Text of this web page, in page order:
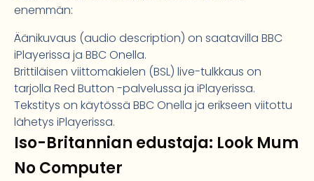
enemmän:
Äänikuvaus (audio description) on saatavilla BBC
iPlayerissa ja BBC Onella.
Brittiläisen viittomakielen (BSL) live-tulkkaus on
tarjolla Red Button -palvelussa ja iPlayerissa.
Tekstitys on käytössä BBC Onella ja erikseen viitottu
lähetys iPlayerissa.
Iso-Britannian edustaja: Look Mum
No Computer